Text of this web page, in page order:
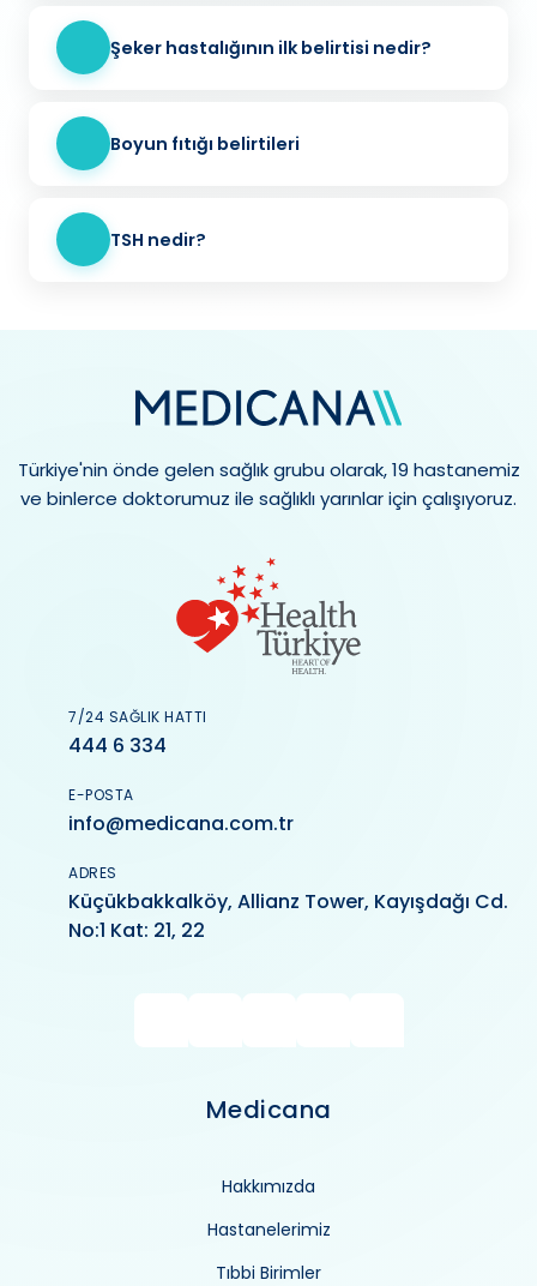
Şeker hastalığının ilk belirtisi nedir?
Boyun fıtığı belirtileri
TSH nedir?
Türkiye'nin önde gelen sağlık grubu olarak, 19 hastanemiz
ve binlerce doktorumuz ile sağlıklı yarınlar için çalışıyoruz.
7/24 SAĞLIK HATTI
444 6 334
E-POSTA
info@medicana.com.tr
ADRES
Küçükbakkalköy, Allianz Tower, Kayışdağı Cd.
No:1 Kat: 21, 22
Medicana
Hakkımızda
Hastanelerimiz
Tıbbi Birimler